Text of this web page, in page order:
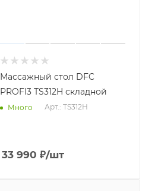
Массажный стол DFC
PROFI3 TS312H складной
Много Арт.: TS312H
33 990 ₽/шт